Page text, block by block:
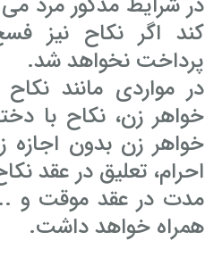
کند اگر نکاح نیز
پرداخت نخواهد شد.
در مواردی مانند
خواهر زن، نکاح با
خواهر زن بدون اجازه
احرام، تعلیق در عقد
مدت در عقد موقت و ...
همراه خواهد داشت.